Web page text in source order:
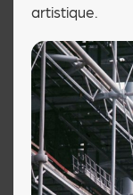
artistique.